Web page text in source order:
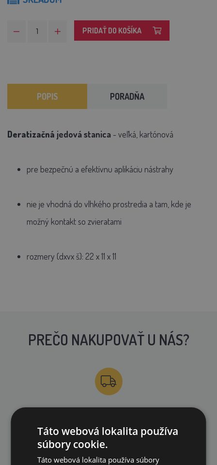
PRIDAŤ DO KOŠÍKA
POPIS PORADŇA
Deratizačná jedová stanica - veľká, kartónová
pre bezpečnú a efektívnu aplikáciu nástrahy
nie je vhodná do vlhkého prostredia a tam, kde je
možný kontakt so zvieratami
rozmery (dxvx š): 22 x 11 x 11
PREČO NAKUPOVAŤ U NÁS?
na všetky objednávky od 200€ vrátane DPH.
Táto webová lokalita používa
súbory cookie.
Táto webová lokalita používa súbory